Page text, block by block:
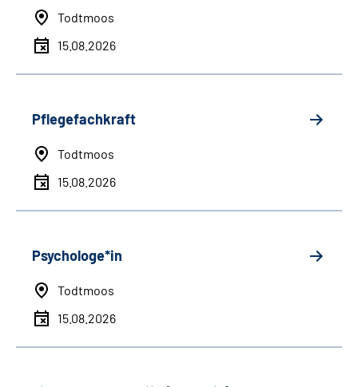
Todtmoos
15.08.2026
Pflegefachkraft
Todtmoos
15.08.2026
Psychologe*in
Todtmoos
15.08.2026